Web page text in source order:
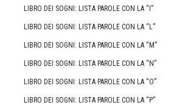
LIBRO DEI SOGNI: LISTA PAROLE CON LA “I”
LIBRO DEI SOGNI: LISTA PAROLE CON LA “L”
LIBRO DEI SOGNI: LISTA PAROLE CON LA “M”
LIBRO DEI SOGNI: LISTA PAROLE CON LA “N”
LIBRO DEI SOGNI: LISTA PAROLE CON LA “O”
LIBRO DEI SOGNI: LISTA PAROLE CON LA “P”